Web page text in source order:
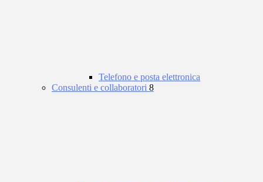
Telefono e posta elettronica
Consulenti e collaboratori 8